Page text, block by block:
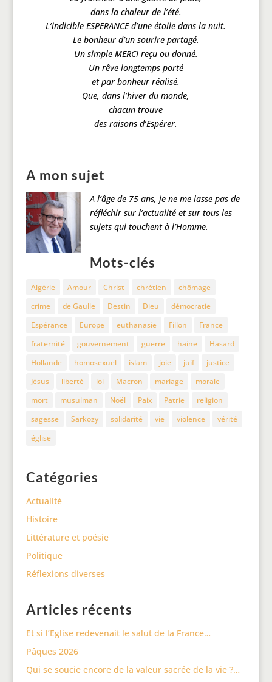
dans la chaleur de l’été.
L’indicible ESPERANCE d’une étoile dans la nuit.
Le bonheur d’un sourire partagé.
Un simple MERCI reçu ou donné.
Un rêve longtemps porté
et par bonheur réalisé.
Que, dans l’hiver du monde,
chacun trouve
des raisons d’Espérer.
A mon sujet
A l’âge de 75 ans, je ne me lasse pas de
réfléchir sur l’actualité et sur tous les
sujets qui touchent à l’Homme.
Mots-clés
Algérie Amour Christ chrétien
chômage
crime
de Gaulle Destin Dieu
démocratie
Espérance
Europe euthanasie Fillon
France
fraternité
gouvernement guerre haine
Hasard
Hollande
homosexuel islam joie juif
justice
Jésus
liberté loi Macron mariage
morale
mort
musulman Noël Paix Patrie
religion
sagesse
Sarkozy solidarité vie violence
vérité
église
Catégories
Actualité
Histoire
Littérature et poésie
Politique
Réflexions diverses
Articles récents
Et si l’Eglise redevenait le salut de la France…
Pâques 2026
Qui se soucie encore de la valeur sacrée de la vie ?…